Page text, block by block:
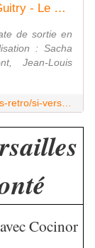
Si Versailles m'était conté de Sacha Guitry - Le Coin des Critiques Ciné
de sortie en
: Sacha
Jean-Louis
Cocinor